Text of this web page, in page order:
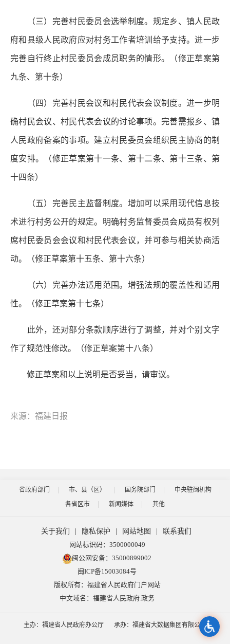
（三）完善村民委员会选举制度。 规定乡、镇人民政
府和县级人民政府应对村务工作者培训给予支持。进一步
完善自行终止村民委员会成员职务的情形。（修正草案第
九条、第十条）
（四）完善村民会议和村民代表会议制度。进一步明
确村民会议、村民代表会议的讨论事项。完善需报乡、镇
人民政府备案的事项。建立村民委员会组织民主协商的制
度安排。（修正草案第十一条、第十二条、第十三条、第
十四条）
（五）完善民主监督制度。 增加可以采用现代信息技
术进行村务公开的规定。明确村务监督委员会成员有权列
席村民委员会会议和村民代表会议，并可参与相关协商活
动。（修正草案第十五条、第十六条）
（六）完善办法适用范围。 增强法规的覆盖性和适用
性。（修正草案第十七条）
此外，还对部分条款顺序进行了调整，并对个别文字
作了规范性修改。（修正草案第十八条）
修正草案和以上说明是否妥当，请审议。
来源：福建日报
省政府部门 市、县（区） 国务院部门
中央驻闽机构
各省区市
新闻媒体 其他
关于我们 隐私保护 网站地图
联系我们
网站标识码：3500000049
闽公网安备：35000899002
闽ICP备15003084号
版权所有：福建省人民政府门户网站
中文域名：福建省人民政府.政务
主办：福建省人民政府办公厅 承办：福建省大数据集团有限公司